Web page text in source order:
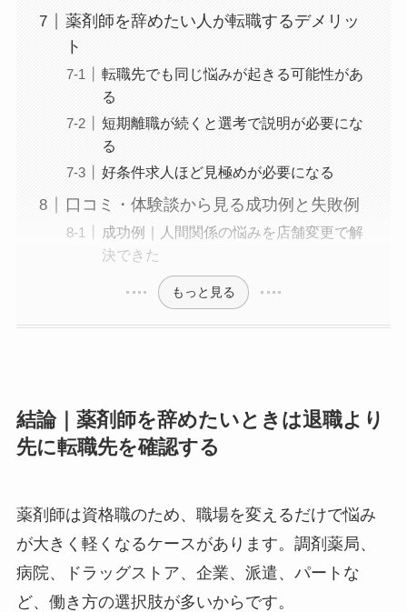
薬剤師を辞めたい人が転職するデメリッ
ト
転職先でも同じ悩みが起きる可能性があ
る
短期離職が続くと選考で説明が必要にな
る
好条件求人ほど見極めが必要になる
口コミ・体験談から見る成功例と失敗例
成功例｜人間関係の悩みを店舗変更で解
決できた
もっと見る
結論｜薬剤師を辞めたいときは退職より
先に転職先を確認する
薬剤師は資格職のため、職場を変えるだけで悩み
が大きく軽くなるケースがあります。調剤薬局、
病院、ドラッグストア、企業、派遣、パートな
ど、働き方の選択肢が多いからです。